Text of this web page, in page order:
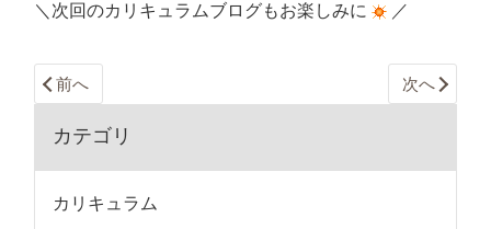
＼次回のカリキュラムブログもお楽しみに ／
前へ 次へ
カテゴリ
カリキュラム